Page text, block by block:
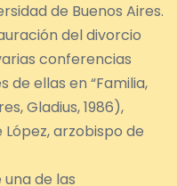
de Buenos Aires.
del divorcio
conferencias
ellas en “Familia,
Gladius, 1986),
arzobispo de
de las